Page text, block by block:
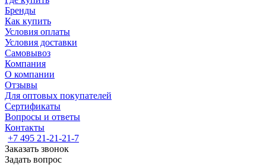
Бренды
Как купить
Условия оплаты
Условия доставки
Самовывоз
Компания
О компании
Отзывы
Для оптовых покупателей
Сертификаты
Вопросы и ответы
Контакты
+7 495 21-21-21-7
Заказать звонок
Задать вопрос